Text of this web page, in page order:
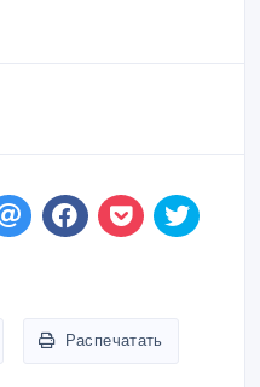
Распечатать